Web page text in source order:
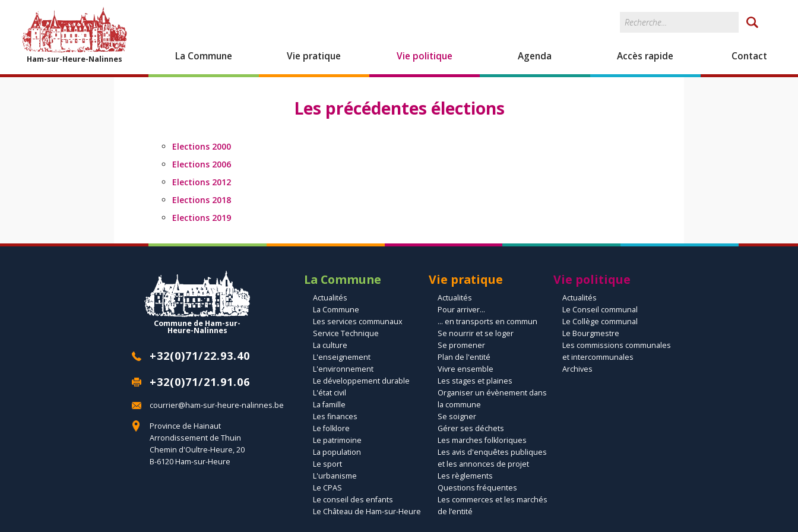
Ham-sur-Heure-Nalinnes La Commune Vie pratique Vie politique Agenda Accès rapide Contact
Formulaire de
recherche
Les précédentes élections
Elections 2000
Elections 2006
Elections 2012
Elections 2018
Elections 2019
Commune de Ham-sur-
Heure-Nalinnes
+32(0)71/22.93.40
+32(0)71/21.91.06
courrier@ham-sur-heure-nalinnes.be
Province de Hainaut
Arrondissement de Thuin
Chemin d'Oultre-Heure, 20
B-6120 Ham-sur-Heure
La Commune
Actualités
La Commune
Les services communaux
Service Technique
La culture
L'enseignement
L'environnement
Le développement durable
L'état civil
La famille
Les finances
Le folklore
Le patrimoine
La population
Le sport
L'urbanisme
Le CPAS
Le conseil des enfants
Le Château de Ham-sur-Heure
Vie pratique
Actualités
Pour arriver...
... en transports en commun
Se nourrir et se loger
Se promener
Plan de l'entité
Vivre ensemble
Les stages et plaines
Organiser un évènement dans
la commune
Se soigner
Gérer ses déchets
Les marches folkloriques
Les avis d'enquêtes publiques
et les annonces de projet
Les règlements
Questions fréquentes
Les commerces et les marchés
de l’entité
Vie politique
Actualités
Le Conseil communal
Le Collège communal
Le Bourgmestre
Les commissions communales
et intercommunales
Archives